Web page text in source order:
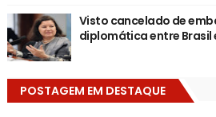
Visto cancelado de
diplomática entre Brasil
POSTAGEM EM DESTAQUE